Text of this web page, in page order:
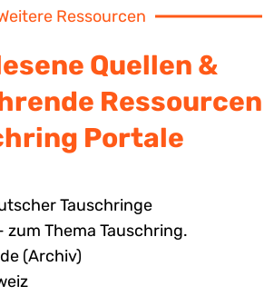
Ressourcen
Quellen &
Ressourcen
Portale
Tauschringe
zum Thema Tauschring.
(Archiv)